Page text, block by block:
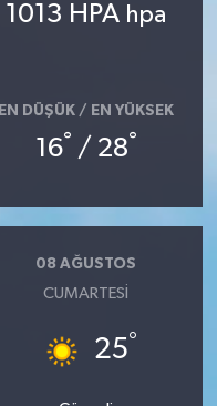
1013 HPA hpa
EN DÜŞÜK / EN YÜKSEK
16° / 28°
08 AĞUSTOS
CUMARTESI
25°